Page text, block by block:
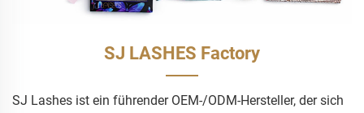
SJ LASHES Factory
SJ Lashes ist ein führender OEM-/ODM-Hersteller, der sich